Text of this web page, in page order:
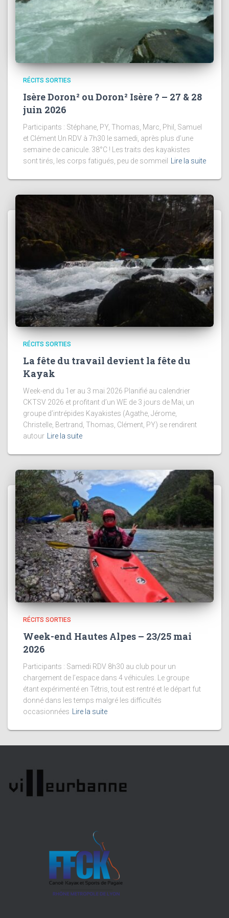
RÉCITS SORTIES
Isère Doron² ou Doron² Isère ? – 27 & 28
juin 2026
Participants : Stéphane, PY, Thomas, Marc, Phil, Samuel
et Clément Un RDV à 7h30 le samedi, après plus d’une
semaine de canicule. 38°C ! Les traits des kayakistes
sont tirés, les corps fatigués, peu de sommeil
Lire la suite
RÉCITS SORTIES
La fête du travail devient la fête du
Kayak
Week-end du 1er au 3 mai 2026 Planifié au calendrier
CKTSV 2026 et profitant d’un WE de 3 jours de Mai, un
groupe d’intrépides Kayakistes (Agathe, Jérome,
Christelle, Bertrand, Thomas, Clément, PY) se rendirent
autour Lire la suite
RÉCITS SORTIES
Week-end Hautes Alpes – 23/25 mai
2026
Participants : Samedi RDV 8h30 au club pour un
chargement de l’espace dans 4 véhicules. Le groupe
étant expérimenté en Tétris, tout est rentré et le départ fut
donné dans les temps malgré les difficultés
occasionnées
Lire la suite